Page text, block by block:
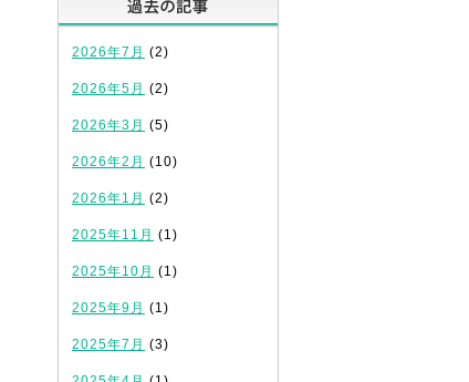
2026年7月 (2)
2026年5月 (2)
2026年3月 (5)
2026年2月 (10)
2026年1月 (2)
2025年11月 (1)
2025年10月 (1)
2025年9月 (1)
2025年7月 (3)